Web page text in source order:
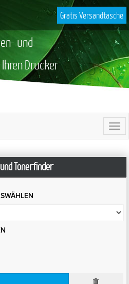
Gratis Versandtasche
und
Drucker
Tonerfinder